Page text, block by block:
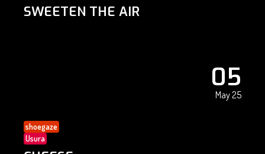
SWEETEN THE AIR
05
May 25
shoegaze
Usura